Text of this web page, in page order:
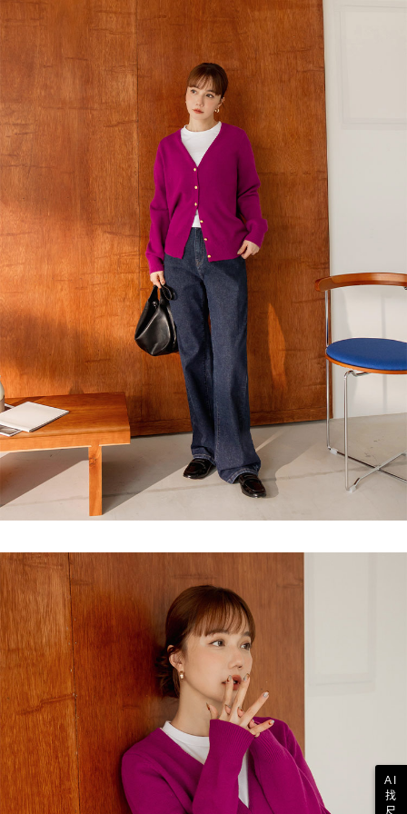
AI
找
尺